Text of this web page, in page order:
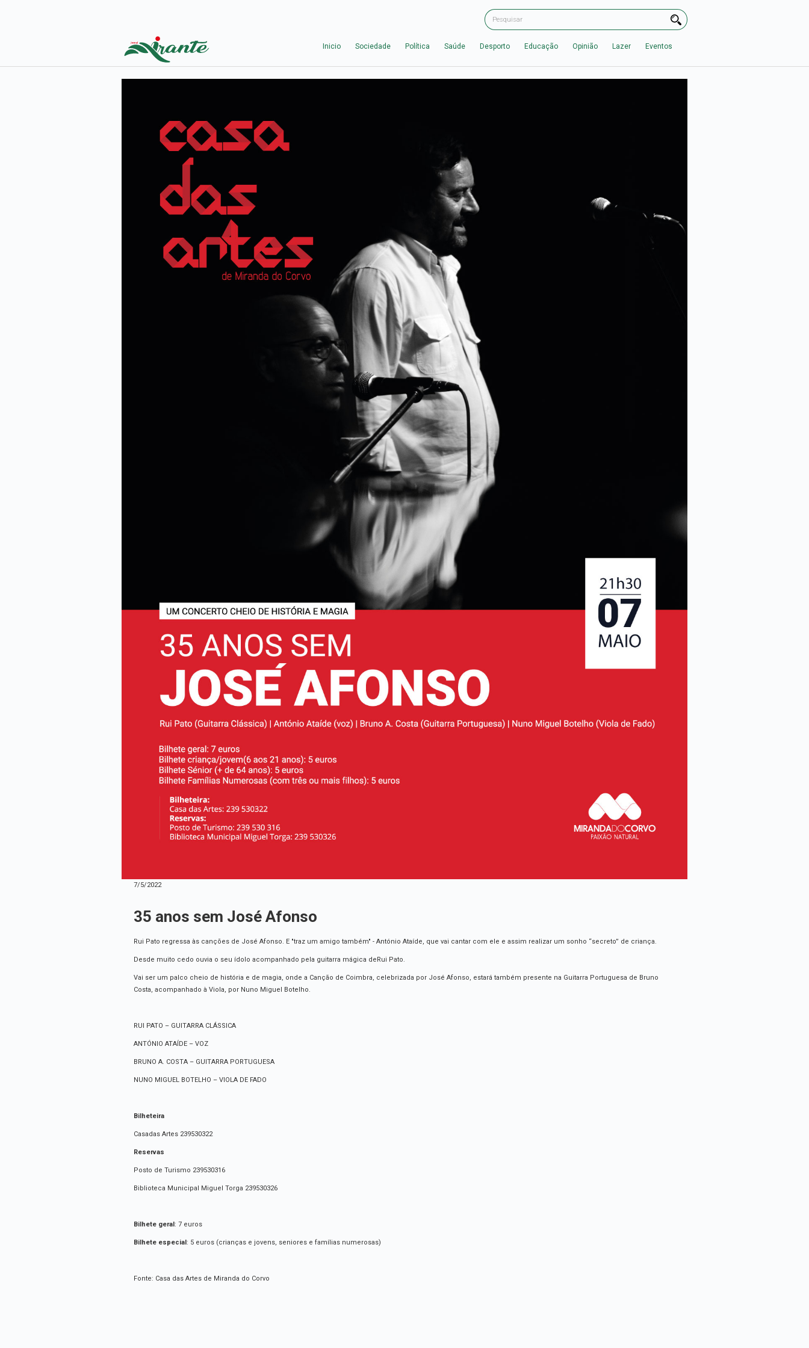
Inicio Sociedade Política Saúde Desporto Educação Opinião Lazer Eventos
7/5/2022
35 anos sem José Afonso
Rui Pato regressa às canções de José Afonso. E "traz um amigo também" - António Ataíde, que vai cantar com ele e assim realizar um sonho “secreto” de criança.
Desde muito cedo ouvia o seu ídolo acompanhado pela guitarra mágica deRui Pato.
Vai ser um palco cheio de história e de magia, onde a Canção de Coimbra, celebrizada por José Afonso, estará também presente na Guitarra Portuguesa de Bruno
Costa, acompanhado à Viola, por Nuno Miguel Botelho.
RUI PATO – GUITARRA CLÁSSICA
ANTÓNIO ATAÍDE – VOZ
BRUNO A. COSTA – GUITARRA PORTUGUESA
NUNO MIGUEL BOTELHO – VIOLA DE FADO
Bilheteira
Casadas Artes 239530322
Reservas
Posto de Turismo 239530316
Biblioteca Municipal Miguel Torga 239530326
Bilhete geral: 7 euros
Bilhete especial: 5 euros (crianças e jovens, seniores e famílias numerosas)
Fonte: Casa das Artes de Miranda do Corvo